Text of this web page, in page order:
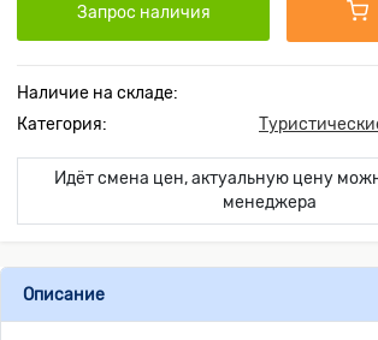
Запрос наличия
Наличие на складе:
Категория:
Идёт смена цен, актуальную цену
менеджера
Описание